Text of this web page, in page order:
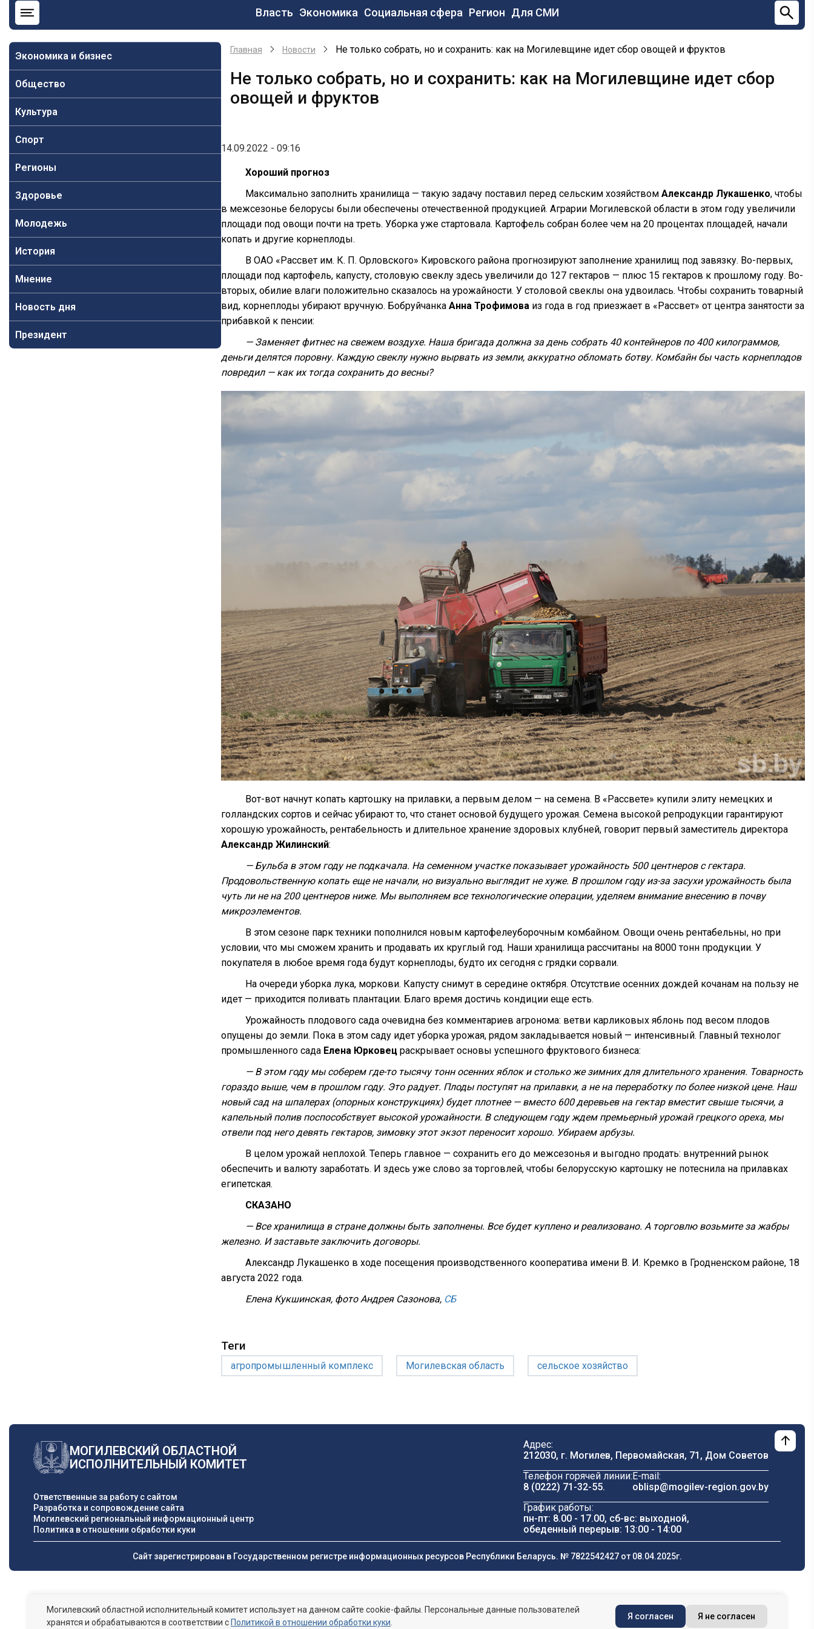
Основная
навигация
Власть Экономика Социальная сфера Регион Для СМИ
Экономика и бизнес
Общество
Культура
Спорт
Регионы
Здоровье
Молодежь
История
Мнение
Новость дня
Президент
Главная Новости Не только собрать, но и сохранить: как на Могилевщине идет сбор овощей и фруктов
Не только собрать, но и сохранить: как на Могилевщине идет сбор
овощей и фруктов
14.09.2022 - 09:16
Хороший прогноз
Максимально заполнить хранилища — такую задачу поставил перед сельским хозяйством Александр Лукашенко, чтобы
в межсезонье белорусы были обеспечены отечественной продукцией. Аграрии Могилевской области в этом году увеличили
площади под овощи почти на треть. Уборка уже стартовала. Картофель собран более чем на 20 процентах площадей, начали
копать и другие корнеплоды.
В ОАО «Рассвет им. К. П. Орловского» Кировского района прогнозируют заполнение хранилищ под завязку. Во-первых,
площади под картофель, капусту, столовую свеклу здесь увеличили до 127 гектаров — плюс 15 гектаров к прошлому году. Во-
вторых, обилие влаги положительно сказалось на урожайности. У столовой свеклы она удвоилась. Чтобы сохранить товарный
вид, корнеплоды убирают вручную. Бобруйчанка Анна Трофимова из года в год приезжает в «Рассвет» от центра занятости за
прибавкой к пенсии:
— Заменяет фитнес на свежем воздухе. Наша бригада должна за день собрать 40 контейнеров по 400 килограммов,
деньги делятся поровну. Каждую свеклу нужно вырвать из земли, аккуратно обломать ботву. Комбайн бы часть корнеплодов
повредил — как их тогда сохранить до весны?
Вот-вот начнут копать картошку на прилавки, а первым делом — на семена. В «Рассвете» купили элиту немецких и
голландских сортов и сейчас убирают то, что станет основой будущего урожая. Семена высокой репродукции гарантируют
хорошую урожайность, рентабельность и длительное хранение здоровых клубней, говорит первый заместитель директора
Александр Жилинский:
— Бульба в этом году не подкачала. На семенном участке показывает урожайность 500 центнеров с гектара.
Продовольственную копать еще не начали, но визуально выглядит не хуже. В прошлом году из-за засухи урожайность была
чуть ли не на 200 центнеров ниже. Мы выполняем все технологические операции, уделяем внимание внесению в почву
микроэлементов.
В этом сезоне парк техники пополнился новым картофелеуборочным комбайном. Овощи очень рентабельны, но при
условии, что мы сможем хранить и продавать их круглый год. Наши хранилища рассчитаны на 8000 тонн продукции. У
покупателя в любое время года будут корнеплоды, будто их сегодня с грядки сорвали.
На очереди уборка лука, моркови. Капусту снимут в середине октября. Отсутствие осенних дождей кочанам на пользу не
идет — приходится поливать плантации. Благо время достичь кондиции еще есть.
Урожайность плодового сада очевидна без комментариев агронома: ветви карликовых яблонь под весом плодов
опущены до земли. Пока в этом саду идет уборка урожая, рядом закладывается новый — интенсивный. Главный технолог
промышленного сада Елена Юрковец раскрывает основы успешного фруктового бизнеса:
— В этом году мы соберем где-то тысячу тонн осенних яблок и столько же зимних для длительного хранения. Товарность
гораздо выше, чем в прошлом году. Это радует. Плоды поступят на прилавки, а не на переработку по более низкой цене. Наш
новый сад на шпалерах (опорных конструкциях) будет плотнее — вместо 600 деревьев на гектар вместит свыше тысячи, а
капельный полив поспособствует высокой урожайности. В следующем году ждем премьерный урожай грецкого ореха, мы
отвели под него девять гектаров, зимовку этот экзот переносит хорошо. Убираем арбузы.
В целом урожай неплохой. Теперь главное — сохранить его до межсезонья и выгодно продать: внутренний рынок
обеспечить и валюту заработать. И здесь уже слово за торговлей, чтобы белорусскую картошку не потеснила на прилавках
египетская.
СКАЗАНО
— Все хранилища в стране должны быть заполнены. Все будет куплено и реализовано. А торговлю возьмите за жабры
железно. И заставьте заключить договоры.
Александр Лукашенко в ходе посещения производственного кооператива имени В. И. Кремко в Гродненском районе, 18
августа 2022 года.
Елена Кукшинская, фото Андрея Сазонова, СБ
Теги
агропромышленный комплекс Могилевская область сельское хозяйство
МОГИЛЕВСКИЙ ОБЛАСТНОЙ
ИСПОЛНИТЕЛЬНЫЙ КОМИТЕТ
Ответственные за работу с сайтом
Разработка и сопровождение сайта
Могилевский региональный информационный центр
Политика в отношении обработки куки
Адрес:
212030, г. Могилев, Первомайская, 71, Дом Cоветов
Телефон горячей линии:
8 (0222) 71-32-55.
E-mail:
oblisp@mogilev-region.gov.by
График работы:
пн-пт: 8.00 - 17.00, сб-вс: выходной,
обеденный перерыв: 13:00 - 14:00
Сайт зарегистрирован в Государственном регистре информационных ресурсов Республики Беларусь. № 7822542427 от 08.04.2025г.
Могилевский областной исполнительный комитет использует на данном сайте cookie-файлы. Персональные данные пользователей
хранятся и обрабатываются в соответствии с Политикой в отношении обработки куки
Я согласен Я не согласен